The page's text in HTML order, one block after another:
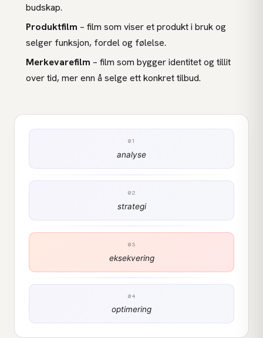
budskap.
Produktfilm – film som viser et produkt i bruk og
selger funksjon, fordel og følelse.
Merkevarefilm – film som bygger identitet og tillit
over tid, mer enn å selge ett konkret tilbud.
01
analyse
02
strategi
03
eksekvering
04
optimering